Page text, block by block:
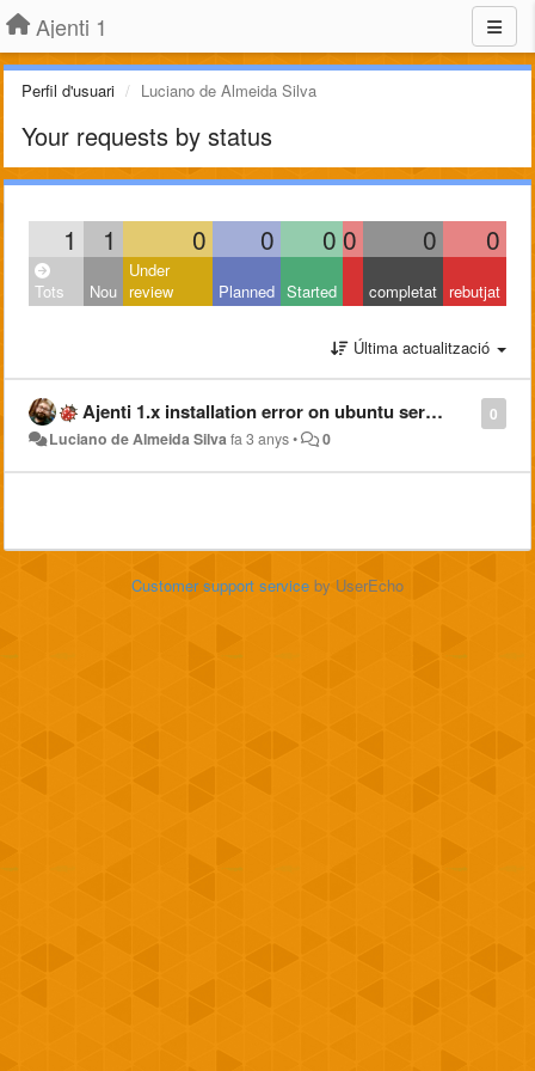
Ajenti 1
Perfil d'usuari Luciano de Almeida Silva
Your requests by status
1 1 0 0 0 0 0 0
Tots Nou
Under
review
Planned Started completat rebutjat
Última actualització
0
Ajenti 1.x installation error on ubuntu server 22.04
Luciano de Almeida Silvafa 3 anys• 0
Customer support service by UserEcho